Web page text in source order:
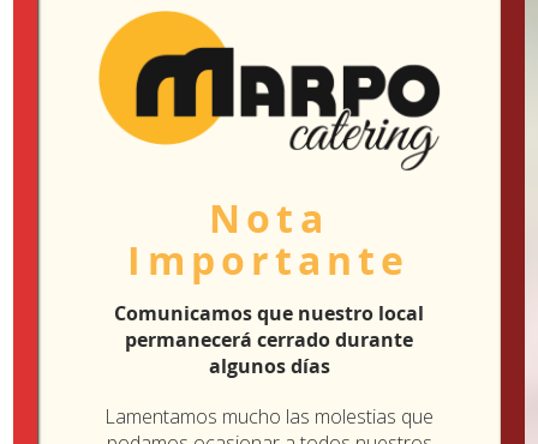
abril 2019
marzo 2019
noviembre 2018
octubre 2018
Nota
Importante
Comunicamos que nuestro local
permanecerá cerrado durante
algunos días
Lamentamos mucho las molestias que